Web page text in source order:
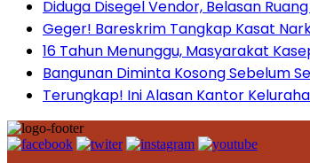
Diduga Disegel Vendor, Belasan
Geger! Bareskrim Tangkap Kasat
16 Tahun Menunggu, Masyarakat
Bangunan Diminta Kosong Sebelum
Terungkap! Ini Alasan Kantor